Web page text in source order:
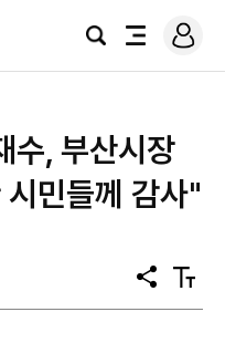
검
전
로
그
수, 부산시장
민들께 감사"
공
유
텍
스